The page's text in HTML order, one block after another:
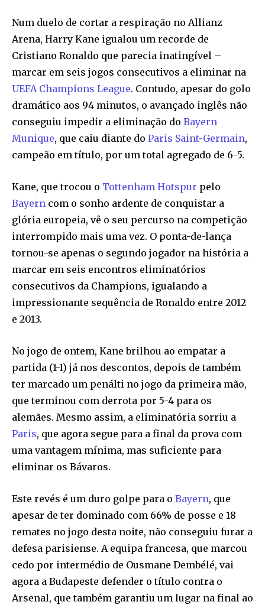
Num duelo de cortar a respiração no Allianz
Arena, Harry Kane igualou um recorde de
Cristiano Ronaldo que parecia inatingível –
marcar em seis jogos consecutivos a eliminar na
UEFA Champions League. Contudo, apesar do golo
dramático aos 94 minutos, o avançado inglês não
conseguiu impedir a eliminação do Bayern
Munique, que caiu diante do Paris Saint-Germain,
campeão em título, por um total agregado de 6-5.
Kane, que trocou o Tottenham Hotspur pelo
Bayern com o sonho ardente de conquistar a
glória europeia, vê o seu percurso na competição
interrompido mais uma vez. O ponta-de-lança
tornou-se apenas o segundo jogador na história a
marcar em seis encontros eliminatórios
consecutivos da Champions, igualando a
impressionante sequência de Ronaldo entre 2012
e 2013.
No jogo de ontem, Kane brilhou ao empatar a
partida (1-1) já nos descontos, depois de também
ter marcado um penálti no jogo da primeira mão,
que terminou com derrota por 5-4 para os
alemães. Mesmo assim, a eliminatória sorriu a
Paris, que agora segue para a final da prova com
uma vantagem mínima, mas suficiente para
eliminar os Bávaros.
Este revés é um duro golpe para o Bayern, que
apesar de ter dominado com 66% de posse e 18
remates no jogo desta noite, não conseguiu furar a
defesa parisiense. A equipa francesa, que marcou
cedo por intermédio de Ousmane Dembélé, vai
agora a Budapeste defender o título contra o
Arsenal, que também garantiu um lugar na final ao